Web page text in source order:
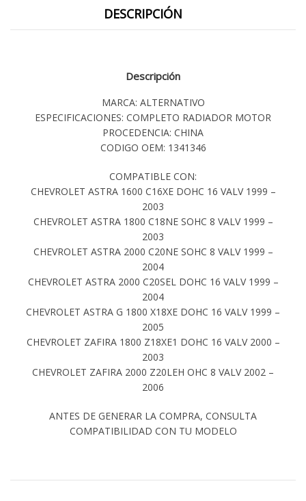
DESCRIPCIÓN
Descripción
MARCA: ALTERNATIVO
ESPECIFICACIONES: COMPLETO RADIADOR MOTOR
PROCEDENCIA: CHINA
CODIGO OEM: 1341346
COMPATIBLE CON:
CHEVROLET ASTRA 1600 C16XE DOHC 16 VALV 1999 –
2003
CHEVROLET ASTRA 1800 C18NE SOHC 8 VALV 1999 –
2003
CHEVROLET ASTRA 2000 C20NE SOHC 8 VALV 1999 –
2004
CHEVROLET ASTRA 2000 C20SEL DOHC 16 VALV 1999 –
2004
CHEVROLET ASTRA G 1800 X18XE DOHC 16 VALV 1999 –
2005
CHEVROLET ZAFIRA 1800 Z18XE1 DOHC 16 VALV 2000 –
2003
CHEVROLET ZAFIRA 2000 Z20LEH OHC 8 VALV 2002 –
2006
ANTES DE GENERAR LA COMPRA, CONSULTA
COMPATIBILIDAD CON TU MODELO